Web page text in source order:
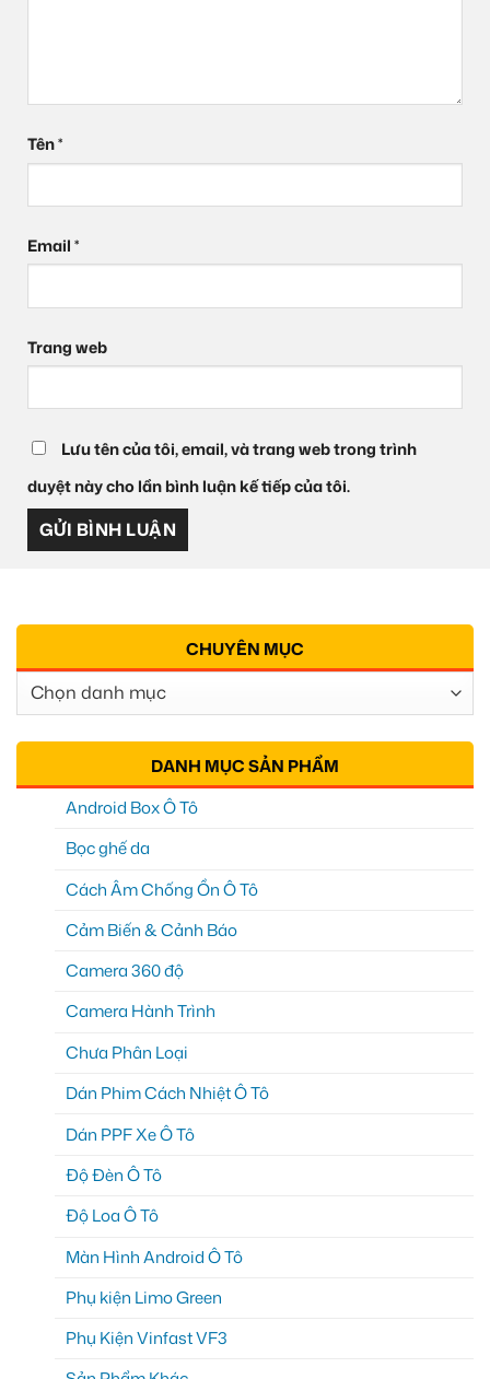
Tên*
Email*
Trang web
Lưu tên của tôi, email, và trang web trong trình
duyệt này cho lần bình luận kế tiếp của tôi.
CHUYÊN MỤC
Chuyên
Mục
DANH MỤC SẢN PHẨM
Android Box Ô Tô
Bọc ghế da
Cách Âm Chống Ồn Ô Tô
Cảm Biến & Cảnh Báo
Camera 360 độ
Camera Hành Trình
Chưa Phân Loại
Dán Phim Cách Nhiệt Ô Tô
Dán PPF Xe Ô Tô
Độ Đèn Ô Tô
Độ Loa Ô Tô
Màn Hình Android Ô Tô
Phụ kiện Limo Green
Phụ Kiện Vinfast VF3